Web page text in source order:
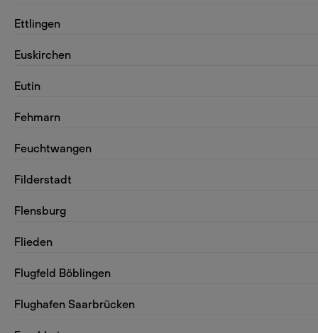
Ettlingen
Euskirchen
Eutin
Fehmarn
Feuchtwangen
Filderstadt
Flensburg
Flieden
Flugfeld Böblingen
Flughafen Saarbrücken